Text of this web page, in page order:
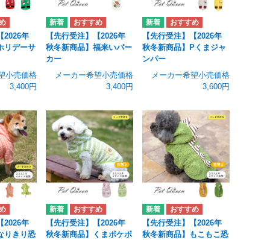
2026年
リデーサ
小売価格
3,400円
【先行受注】【2026年
秋冬新商品】福来いパー
カー
メーカー希望小売価格
3,400円
【先行受注】【2026年
秋冬新商品】Pくまジャ
ンパー
メーカー希望小売価格
3,600円
2026年
りきり恐
【先行受注】【2026年
秋冬新商品】くまポケボ
【先行受注】【2026年
秋冬新商品】もこもこ恐